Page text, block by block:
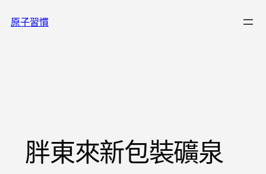
至原子習慣
胖東來新包裝礦泉